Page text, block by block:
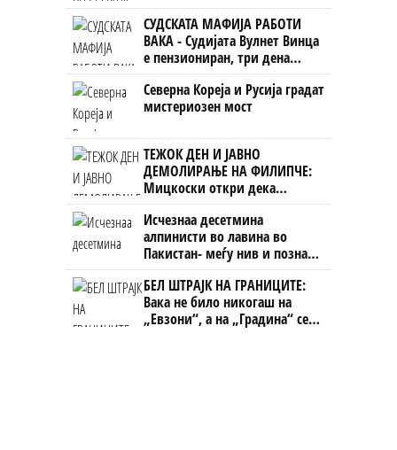
СУДСКАТА МАФИЈА РАБОТИ
ВАКА - Судијата Вулнет Винца
е пензиониран, три дена
откако му го врати пасошот
на бизнисменот Марковски
Северна Кореја и Русија градат
мистериозен мост
ТЕЖОК ДЕН И ЈАВНО
ДЕМОЛИРАЊЕ НА ФИЛИПЧЕ:
Мицкоски откри дека
човекот појма нема од
ништо, освен за кеш
Исчезнаа десетмина
алпинисти во лавина во
Пакистан- меѓу нив и познат
Непалец
БЕЛ ШТРАЈК НА ГРАНИЦИТЕ:
Вака не било никогаш на
„Евзони“, а на „Градина“ се